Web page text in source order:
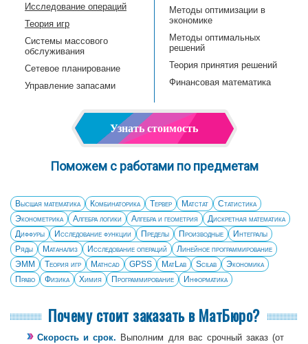
Исследование операций
Теория игр
Системы массового
обслуживания
Сетевое планирование
Управление запасами
Методы оптимизации в
экономике
Методы оптимальных
решений
Теория принятия решений
Финансовая математика
Узнать стоимость
Поможем с работами по предметам
Высшая математика Комбинаторика Тервер Матстат
Статистика
Эконометрика
Алгебра логики Алгебра и геометрия
Дискретная математика
Диффуры
Исследование функции Пределы Производные
Интегралы
Ряды
Матанализ Исследование операций
Линейное программирование
ЭММ
Теория игр Mathcad GPSS MatLab Scilab
Экономика
Право
Физика Химия Программирование Информатика
Почему стоит заказать в МатБюро?
Скорость и срок. Выполним для вас срочный заказ (от